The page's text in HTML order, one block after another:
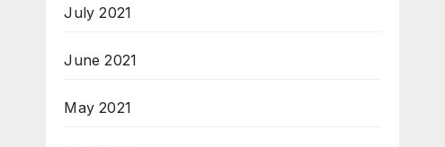
July 2021
June 2021
May 2021